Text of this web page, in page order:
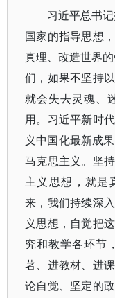
习近平总书
国家的指导思想
真理、改造世界
们，如果不坚持
就会失去灵魂、
用。习近平新时
义中国化最新成
马克思主义。坚
主义思想，就是
来，我们持续深
义思想，自觉把
究和教学各环节
著、进教材、进
论自觉、坚定的